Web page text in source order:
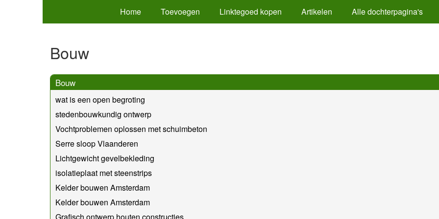
Home Toevoegen Linktegoed kopen Artikelen Alle dochterpagina's
Bouw
Bouw
wat is een open begroting
stedenbouwkundig ontwerp
Vochtproblemen oplossen met schuimbeton
Serre sloop Vlaanderen
Lichtgewicht gevelbekleding
isolatieplaat met steenstrips
Kelder bouwen Amsterdam
Kelder bouwen Amsterdam
Grafisch ontwerp houten constructies